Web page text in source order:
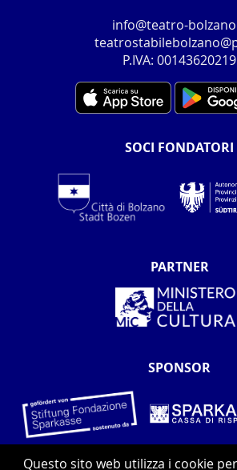
Questo sito web utilizza i cookie
info@teatro-
P.IVA: 00143620219
SOCI FONDATORI
PARTNER
SPONSOR